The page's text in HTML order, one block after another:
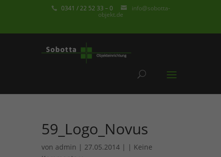
0341 / 22 52 33 – 0 info@sobotta-
objekt.de
59_Logo_Novus
von admin | 27.05.2014 | | Keine